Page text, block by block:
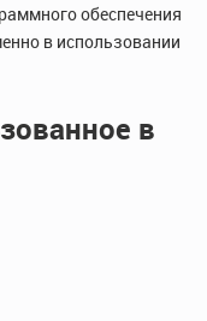
обеспечения
в использовании
в